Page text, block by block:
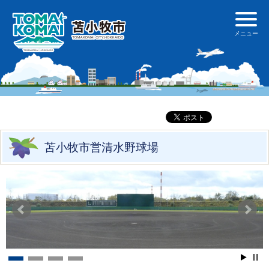
苫小牧市営清水野球場